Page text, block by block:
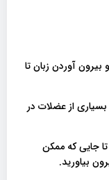
آوردن زبان تا
از عضلات در
جایی که ممکن
بیاورید.